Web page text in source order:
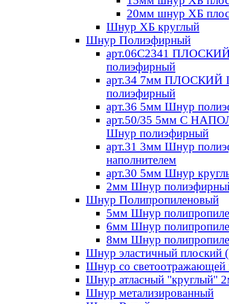
20мм шнур ХБ
Шнур ХБ круглый
Шнур Полиэфирный
арт.06С2341
полиэфирный
арт.34 7мм ПЛОСКИЙ
полиэфирный
арт.36 5мм Шнур
арт.50/35 5мм С
Шнур полиэфирный
арт.31 3мм Шнур
наполнителем
арт.30 5мм Шнур
2мм Шнур
Шнур Полипропиленовый
5мм Шнур
6мм Шнур
8мм Шнур
Шнур эластичный плоский
Шнур со светоотражающей
Шнур атласный "круглый"
Шнур метализированный